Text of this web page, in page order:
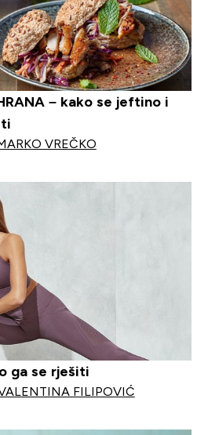
– kako se jeftino i
VREČKO
ga se rješiti
FILIPOVIĆ